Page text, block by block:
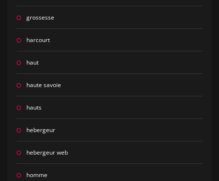
grossesse
harcourt
haut
haute savoie
hauts
hebergeur
hebergeur web
homme